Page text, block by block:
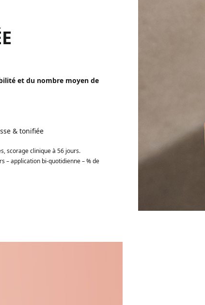
et du nombre moyen de
& tonifiée
scorage clinique à 56 jours.
– application bi-quotidienne – % de